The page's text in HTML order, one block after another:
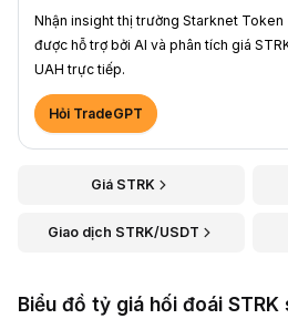
Nhận insight thị trường Starknet Token
được hỗ trợ bởi AI và phân tích giá
UAH trực tiếp.
Hỏi TradeGPT
Giá STRK
Giao dịch STRK/USDT
Biểu đồ tỷ giá hối đoái STRK